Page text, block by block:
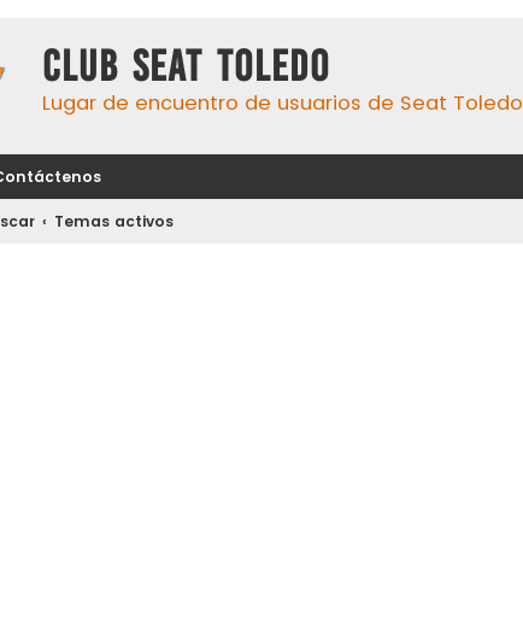
Club Seat Toledo
Lugar de encuentro de usuarios de Seat Toledo
Temas activos